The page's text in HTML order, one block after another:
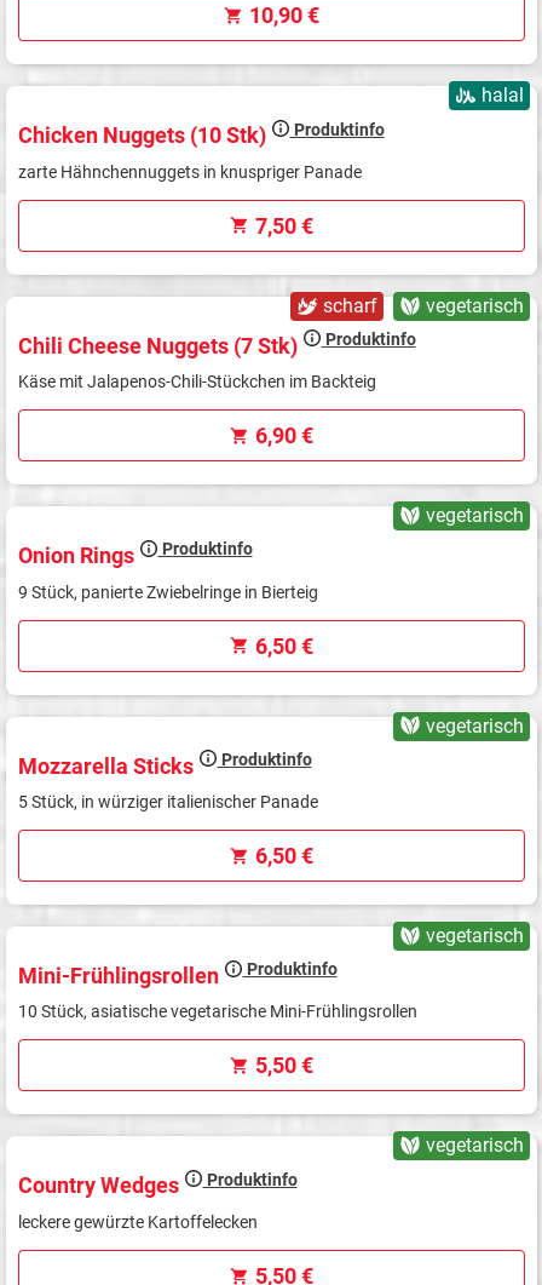
10,90 €
halal
Chicken Nuggets (10 Stk) Produktinfo
zarte Hähnchennuggets in knuspriger Panade
7,50 €
scharf vegetarisch
Chili Cheese Nuggets (7 Stk) Produktinfo
Käse mit Jalapenos-Chili-Stückchen im Backteig
6,90 €
vegetarisch
Onion Rings Produktinfo
9 Stück, panierte Zwiebelringe in Bierteig
6,50 €
vegetarisch
Mozzarella Sticks Produktinfo
5 Stück, in würziger italienischer Panade
6,50 €
vegetarisch
Mini-Frühlingsrollen Produktinfo
10 Stück, asiatische vegetarische Mini-Frühlingsrollen
5,50 €
vegetarisch
Country Wedges Produktinfo
leckere gewürzte Kartoffelecken
5,50 €